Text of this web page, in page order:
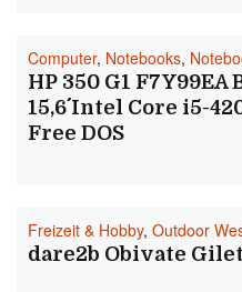
Computer, Notebooks,
HP 350 G1
15,6´´ Intel Core i5-
Free DOS
Freizeit & Hobby, Outdoor
dare2b Obivate